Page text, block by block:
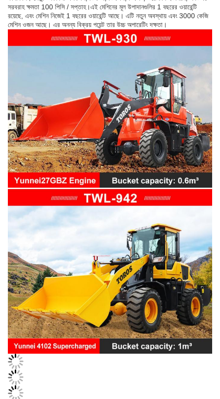
সরবরাহ ক্ষমতা 100 পিসি / সপ্তাহ।এই মেশিনের মূল উপাদানগুলির 1 বছরের ওয়ারেন্টি
রয়েছে, এবং মেশিন নিজেই 1 বছরের ওয়ারেন্টি আছে। এটি নতুন অবস্থায় এবং 3000 কেজি
মেশিন ওজন আছে। এর অনন্য বিক্রয় পয়েন্ট তার উচ্চ অপারেটিং দক্ষতা।